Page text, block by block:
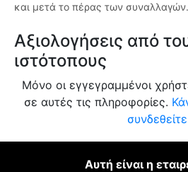
και μετά το πέρας των συναλλαγών.
Αξιολογήσεις από
ιστότοπους
Μόνο οι εγγεγραμμένοι
σε αυτές τις πληροφορίες.
Αυτή είναι η